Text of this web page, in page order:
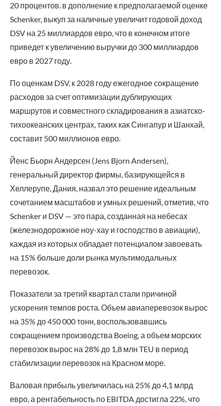
20 процентов. в дополнение к предполагаемой оценке
Schenker, выкуп за наличные увеличит годовой доход
DSV на 25 миллиардов евро, что в конечном итоге
приведет к увеличению выручки до 300 миллиардов
евро в 2027 году.
По оценкам DSV, к 2028 году ежегодное сокращение
расходов за счет оптимизации дублирующих
маршрутов и совместного складирования в азиатско-
тихоокеанских центрах, таких как Сингапур и Шанхай,
составит 500 миллионов евро.
Йенс Бьорн Андерсен (Jens Bjorn Andersen),
генеральный директор фирмы, базирующейся в
Хеллерупе, Дания, назвал это решение идеальным
сочетанием масштабов и умных решений, отметив, что
Schenker и DSV — это пара, созданная на небесах
(железнодорожное ноу-хау и господство в авиации),
каждая из которых обладает потенциалом завоевать
на 15% больше доли рынка мультимодальных
перевозок.
Показатели за третий квартал стали причиной
ускорения темпов роста. Объем авиаперевозок вырос
на 35% до 450 000 тонн, воспользовавшись
сокращением производства Boeing, а объем морских
перевозок вырос на 28% до 1,8 млн TEU в период
стабилизации перевозок на Красном море.
Валовая прибыль увеличилась на 25% до 4,1 млрд
евро, а рентабельность по EBITDA достигла 22%, что